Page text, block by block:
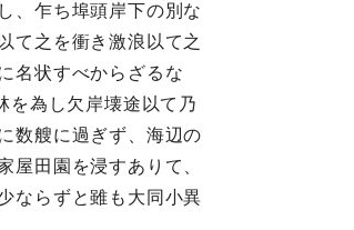
、乍ち埠頭岸下の別な
て之を衝き激浪以て之
名状すべからざるな
を為し欠岸壊途以て乃
数艘に過ぎず、海辺の
屋田園を浸すありて、
ならずと雖も大同小異